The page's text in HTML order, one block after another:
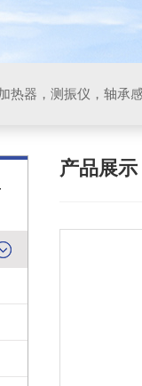
热器，测振仪，轴承
产品展示